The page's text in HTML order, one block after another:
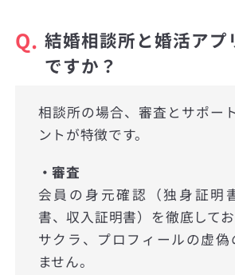
Q. 結婚相談所と婚活アプ
ですか？
相談所の場合、審査とサポー
ントが特徴です。
・審査
会員の身元確認（独身証明
書、収入証明書）を徹底して
サクラ、プロフィールの虚偽
ません。